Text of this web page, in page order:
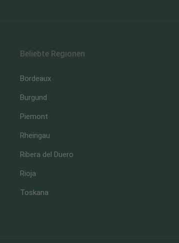
Beliebte Regionen
Bordeaux
Burgund
Piemont
Rheingau
Ribera del Duero
Rioja
Toskana